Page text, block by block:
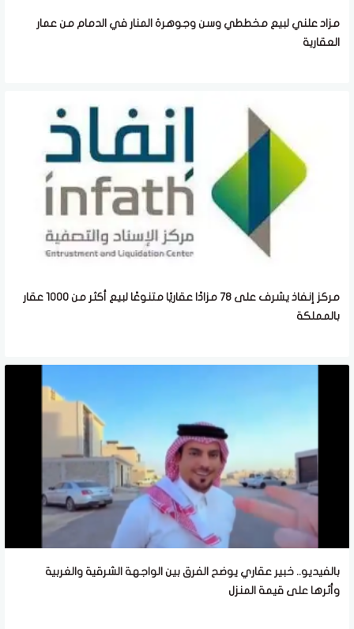
مزاد علني لبيع مخططي وسن وجوهرة المنار في الدمام من عمار
العقارية
مركز إنفاذ يشرف على 78 مزادًا عقاريًا متنوعًا لبيع أكثر من 1000 عقار
بالمملكة
بالفيديو.. خبير عقاري يوضح الفرق بين الواجهة الشرقية والغربية
وأثرها على قيمة المنزل